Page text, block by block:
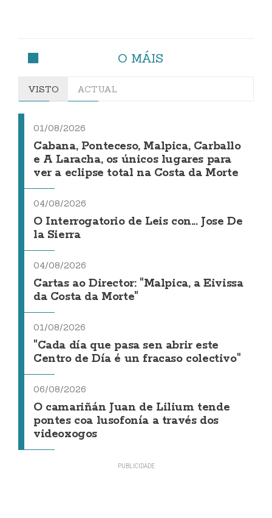
O MÁIS
VISTO ACTUAL
01/08/2026
Cabana, Ponteceso, Malpica, Carballo
e A Laracha, os únicos lugares para
ver a eclipse total na Costa da Morte
04/08/2026
O Interrogatorio de Leis con... Jose De
la Sierra
04/08/2026
Cartas ao Director: "Malpica, a Eivissa
da Costa da Morte"
01/08/2026
"Cada día que pasa sen abrir este
Centro de Día é un fracaso colectivo"
06/08/2026
O camariñán Juan de Lilium tende
pontes coa lusofonía a través dos
videoxogos